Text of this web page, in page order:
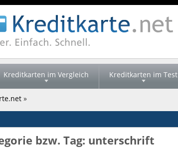
Kreditkarten im Vergleich Kreditkarten im Test
»
bzw. Tag: unterschrift